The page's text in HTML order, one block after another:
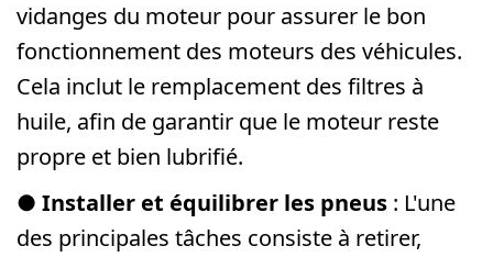
vidanges du moteur pour assurer le bon
fonctionnement des moteurs des véhicules.
Cela inclut le remplacement des filtres à
huile, afin de garantir que le moteur reste
propre et bien lubrifié.
● Installer et équilibrer les pneus: L'une
des principales tâches consiste à retirer,